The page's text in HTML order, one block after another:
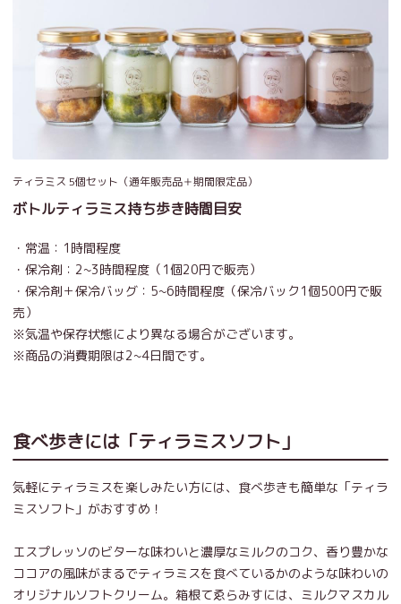
ティラミス 5個セット（通年販売品＋期間限定品）
ボトルティラミス持ち歩き時間目安
・常温：1時間程度
・保冷剤：2~3時間程度（1個20円で販売）
・保冷剤＋保冷バッグ：5~6時間程度（保冷バック1個500円で販
売）
※気温や保存状態により異なる場合がございます。
※商品の消費期限は2~4日間です。
食べ歩きには「ティラミスソフト」
気軽にティラミスを楽しみたい方には、食べ歩きも簡単な「ティラ
ミスソフト」がおすすめ！
エスプレッソのビターな味わいと濃厚なミルクのコク、香り豊かな
ココアの風味がまるでティラミスを食べているかのような味わいの
オリジナルソフトクリーム。箱根てゑらみすには、ミルクマスカル